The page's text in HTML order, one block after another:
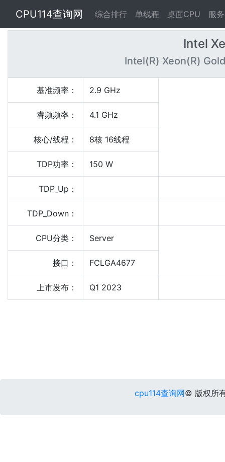
CPU114查询网 综合排行 单线程 桌面CPU 服
Intel
Intel(R) Xeon(R)
基准频率： 2.9 GHz
睿频频率： 4.1 GHz
核心/线程： 8核 16线程
TDP功率： 150 W
TDP_Up：
TDP_Down：
CPU分类： Server
接口： FCLGA4677
上市发布： Q1 2023
cpu114查询网© 版权所